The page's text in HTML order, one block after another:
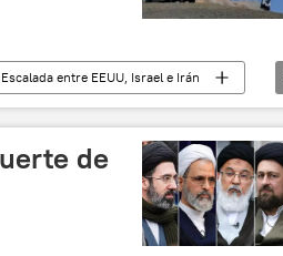
entre EEUU, Israel e Irán
de